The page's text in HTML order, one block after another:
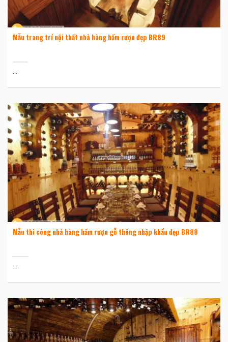
Mẫu trang trí nội thất nhà hàng hầm rượu đẹp BR89
...
Mẫu thi công nhà hàng hầm rượu gỗ thông nhập khẩu đẹp BR88